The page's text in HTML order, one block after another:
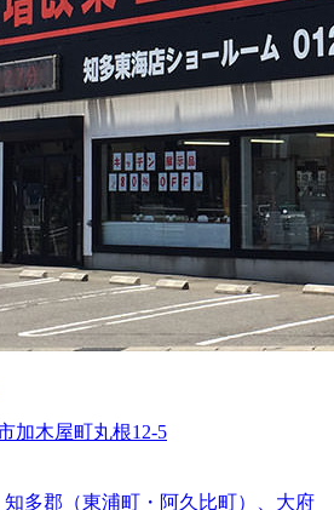
加木屋町丸根12-5
多郡（東浦町・阿久比町）、大府